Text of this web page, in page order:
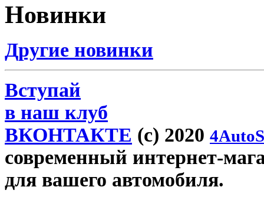
Новинки
Другие новинки
Вступай
в наш клуб
ВКОНТАКТЕ (c) 2020
современный интернет-
для вашего автомобиля.